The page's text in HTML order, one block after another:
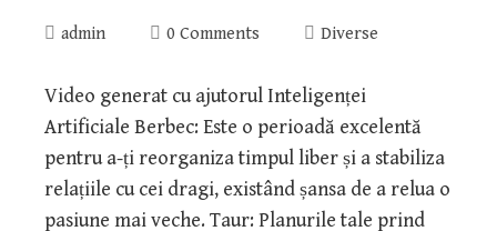
admin 0 Comments Diverse
Video generat cu ajutorul Inteligenței
Artificiale Berbec: Este o perioadă excelentă
pentru a-ți reorganiza timpul liber și a stabiliza
relațiile cu cei dragi, existând șansa de a relua o
pasiune mai veche. Taur: Planurile tale prind